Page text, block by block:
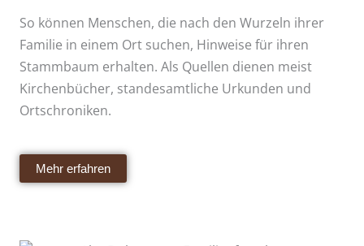
So können Menschen, die nach den Wurzeln ihrer
Familie in einem Ort suchen, Hinweise für ihren
Stammbaum erhalten. Als Quellen dienen meist
Kirchenbücher, standesamtliche Urkunden und
Ortschroniken.
Mehr erfahren